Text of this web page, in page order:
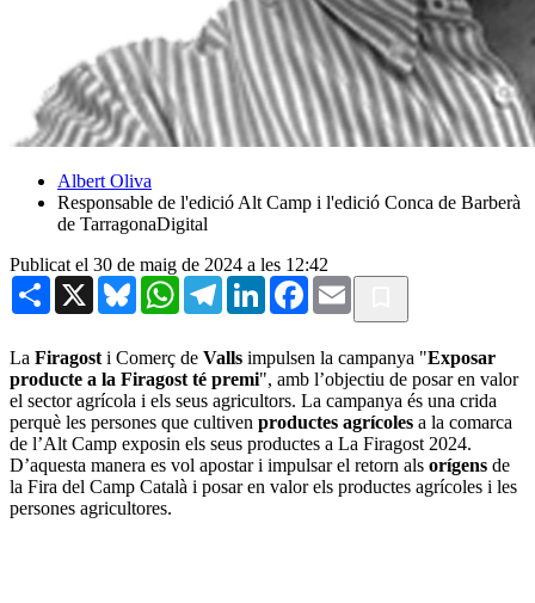
Albert Oliva
Responsable de l'edició Alt Camp i l'edició Conca de Barberà
de TarragonaDigital
Publicat el 30 de maig de 2024 a les 12:42
Share X BlueskyWhatsAppTelegramLinkedInFacebook
Email
La Firagost i Comerç de Valls impulsen la campanya "Exposar
producte a la Firagost té premi", amb l’objectiu de posar en valor
el sector agrícola i els seus agricultors. La campanya és una crida
perquè les persones que cultiven productes agrícoles a la comarca
de l’Alt Camp exposin els seus productes a La Firagost 2024.
D’aquesta manera es vol apostar i impulsar el retorn als orígens de
la Fira del Camp Català i posar en valor els productes agrícoles i les
persones agricultores.